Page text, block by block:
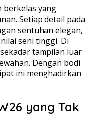
berkelas yang
Setiap detail pada
sentuhan elegan,
seni tinggi. Di
tampilan luar
Dengan bodi
ini menghadirkan
yang Tak